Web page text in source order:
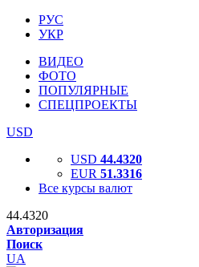
РУС
УКР
ВИДЕО
ФОТО
ПОПУЛЯРНЫЕ
СПЕЦПРОЕКТЫ
USD
USD 44.4320
EUR 51.3316
Все курсы валют
44.4320
Авторизация
Поиск
UA